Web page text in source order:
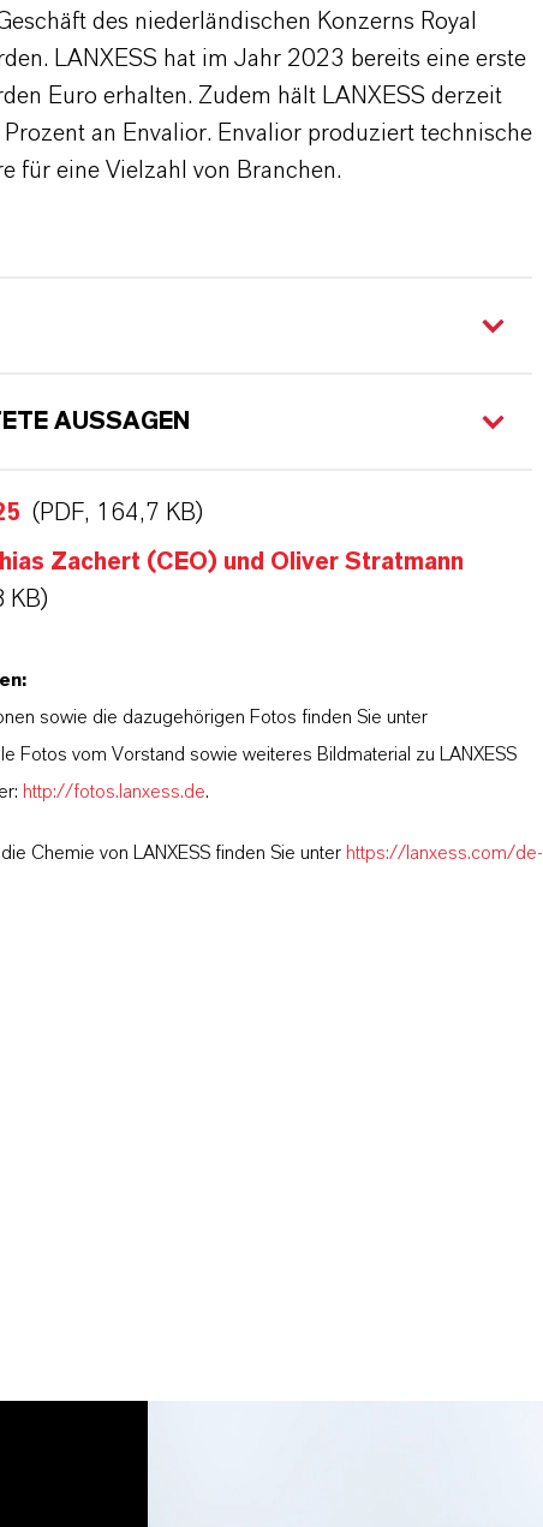
des niederländischen Konzerns Royal
LANXESS hat im Jahr 2023 bereits eine erste
Euro erhalten. Zudem hält LANXESS derzeit
an Envalior. Envalior produziert technische
für eine Vielzahl von Branchen.
AUSSAGEN
(PDF, 164,7 KB)
Zachert (CEO) und Oliver Stratmann
KB)
sowie die dazugehörigen Fotos finden Sie unter
Fotos vom Vorstand sowie weiteres Bildmaterial zu LANXESS
http://fotos.lanxess.de.
Chemie von LANXESS finden Sie unter https://lanxess.com/de-